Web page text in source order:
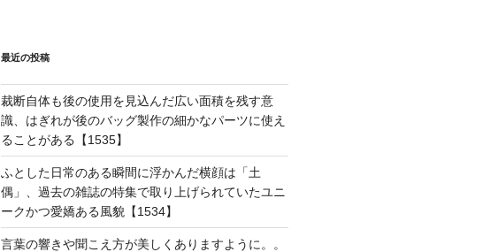
最近の投稿
裁断自体も後の使用を見込んだ広い面積を残す意
識、はぎれが後のバッグ製作の細かなパーツに使え
ることがある【1535】
ふとした日常のある瞬間に浮かんだ横顔は「土
偶」、過去の雑誌の特集で取り上げられていたユニ
ークかつ愛嬌ある風貌【1534】
言葉の響きや聞こえ方が美しくありますように。。